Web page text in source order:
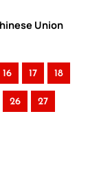
Union
16 17 18
26 27